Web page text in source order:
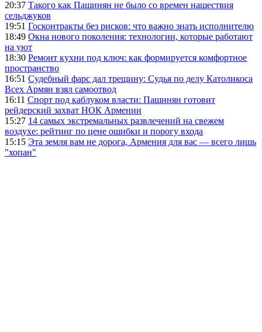
20:37 Такого как Пашинян не было со времен нашествия
сельджуков
19:51 Госконтракты без рисков: что важно знать исполнителю
18:49 Окна нового поколения: технологии, которые работают
на уют
18:30 Ремонт кухни под ключ: как формируется комфортное
пространство
16:51 Судебный фарс дал трещину: Судья по делу Католикоса
Всех Армян взял самоотвод
16:11 Спорт под каблуком власти: Пашинян готовит
рейдерский захват НОК Армении
15:27 14 самых экстремальных развлечений на свежем
воздухе: рейтинг по цене ошибки и порогу входа
15:15 Эта земля вам не дорога, Армения для вас — всего лишь
"хопан"